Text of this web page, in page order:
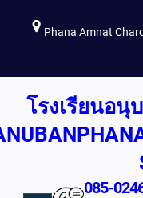
เนื้อหา
Phana Amnat
โรงเรียนอนุ
085-